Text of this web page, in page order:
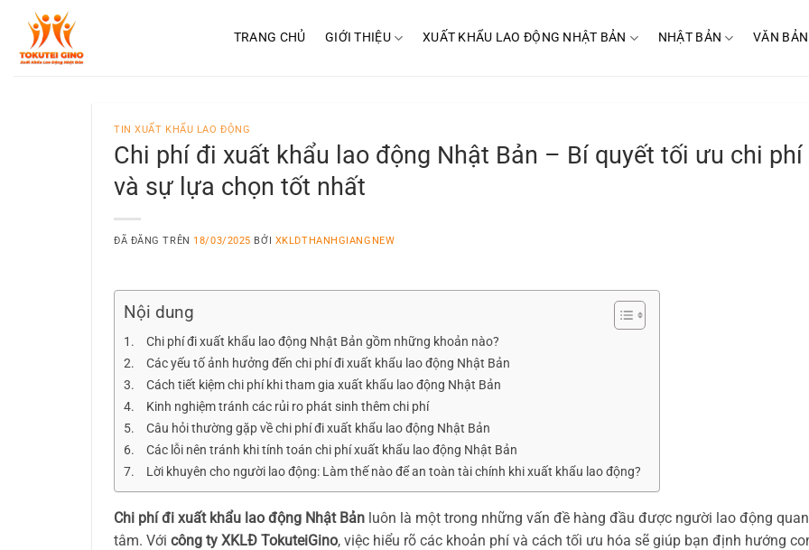
Chuyển
TRANG CHỦ GIỚI THIỆU XUẤT KHẨU LAO ĐỘNG NHẬT BẢN NHẬT BẢN VĂN BẢN
TIN XUẤT KHẨU LAO ĐỘNG
Chi phí đi xuất khẩu lao động Nhật Bản – Bí quyết tối ưu chi phí
và sự lựa chọn tốt nhất
ĐÃ ĐĂNG TRÊN 18/03/2025 BỞI XKLDTHANHGIANGNEW
Nội dung
Chi phí đi xuất khẩu lao động Nhật Bản gồm những khoản nào?
Các yếu tố ảnh hưởng đến chi phí đi xuất khẩu lao động Nhật Bản
Cách tiết kiệm chi phí khi tham gia xuất khẩu lao động Nhật Bản
Kinh nghiệm tránh các rủi ro phát sinh thêm chi phí
Câu hỏi thường gặp về chi phí đi xuất khẩu lao động Nhật Bản
Các lỗi nên tránh khi tính toán chi phí xuất khẩu lao động Nhật Bản
Lời khuyên cho người lao động: Làm thế nào để an toàn tài chính khi xuất khẩu lao động?
Chi phí đi xuất khẩu lao động Nhật Bản luôn là một trong những vấn đề hàng đầu được người lao động quan
tâm. Với công ty XKLĐ TokuteiGino, việc hiểu rõ các khoản phí và cách tối ưu hóa sẽ giúp bạn định hướng